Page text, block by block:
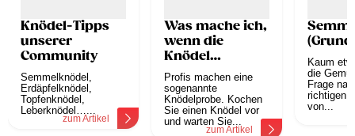
Knödel-Tipps
unserer
Community
Semmelknödel,
Erdäpfelknödel,
Topfenknödel,
Leberknödel…...
zum Artikel
Was mache ich,
wenn die
Knödel
zerfallen?
Profis machen eine
sogenannte
Knödelprobe. Kochen
Sie einen Knödel vor
und warten Sie...
zum Artikel
Kaum
die
Frage
richtigen
von...